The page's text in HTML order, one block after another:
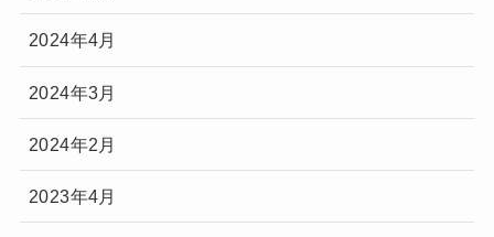
2024年4月
2024年3月
2024年2月
2023年4月